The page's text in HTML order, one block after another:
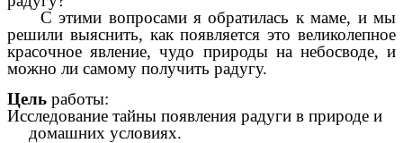
С этими вопросами я обратилась к маме, и мы
решили выяснить, как появляется это великолепное
красочное явление, чудо природы на небосводе, и
можно ли самому получить радугу.
Цель работы:
Исследование тайны появления радуги в природе и
домашних условиях.